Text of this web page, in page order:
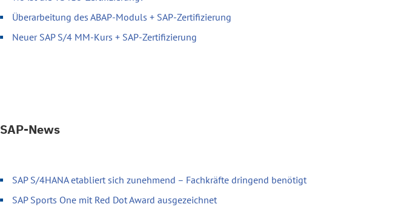
Überarbeitung des ABAP-Moduls + SAP-Zertifizierung
Neuer SAP S/4 MM-Kurs + SAP-Zertifizierung
SAP-News
SAP S/4HANA etabliert sich zunehmend – Fachkräfte dringend benötigt
SAP Sports One mit Red Dot Award ausgezeichnet